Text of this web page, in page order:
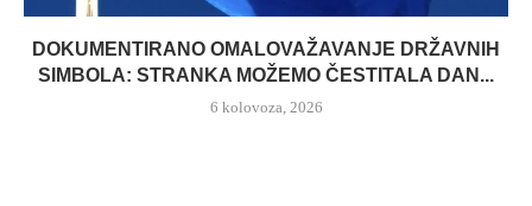
DOKUMENTIRANO OMALOVAŽAVANJE DRŽAVNIH
SIMBOLA: STRANKA MOŽEMO ČESTITALA DAN...
6 kolovoza, 2026